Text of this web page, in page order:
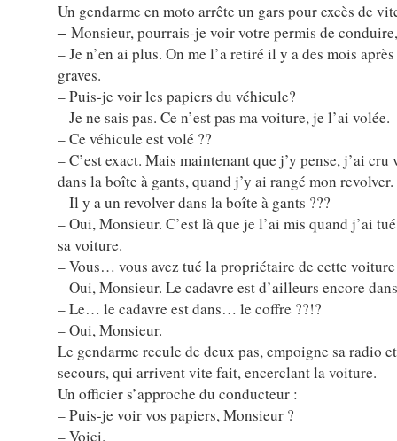
Un gendarme en moto arrête un gars pour excès de
– Monsieur, pourrais-je voir votre permis de
– Je n’en ai plus. On me l’a retiré il y a des mois
graves.
– Puis-je voir les papiers du véhicule?
– Je ne sais pas. Ce n’est pas ma voiture, je l’ai volée.
– Ce véhicule est volé ??
– C’est exact. Mais maintenant que j’y pense, j’ai cru
dans la boîte à gants, quand j’y ai rangé mon revolver.
– Il y a un revolver dans la boîte à gants ???
– Oui, Monsieur. C’est là que je l’ai mis quand j’ai
sa voiture.
– Vous… vous avez tué la propriétaire de cette voiture
– Oui, Monsieur. Le cadavre est d’ailleurs encore
– Le… le cadavre est dans… le coffre ??!?
– Oui, Monsieur.
Le gendarme recule de deux pas, empoigne sa radio
secours, qui arrivent vite fait, encerclant la voiture.
Un officier s’approche du conducteur :
– Puis-je voir vos papiers, Monsieur ?
– Voici.